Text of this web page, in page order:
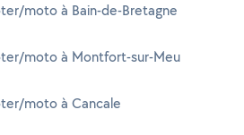
moto à Bain-de-Bretagne
moto à Montfort-sur-Meu
moto à Cancale